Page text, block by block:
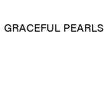
GRACEFUL PEARLS